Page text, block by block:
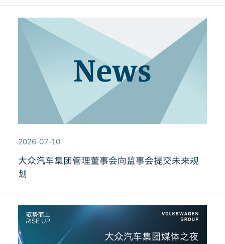
2026-07-10
大众汽车集团管理董事会向监事会提交未来规
划